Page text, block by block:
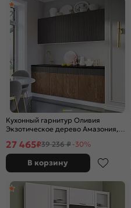
Кухонный гарнитур Оливия
Экзотическое дерево Амазония,
2000x2000x600 (Кастилло темный)
27 465₽39 236 ₽ -30%
В корзину